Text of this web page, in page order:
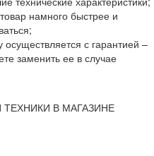
намного быстрее и
с гарантией –
заменить ее в случае
В МАГАЗИНЕ